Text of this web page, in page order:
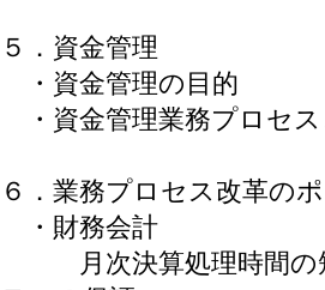
５．資金管理
・資金管理の目的
・資金管理業務プロセ
６．業務プロセス改革の
・財務会計
月次決算処理時間の短